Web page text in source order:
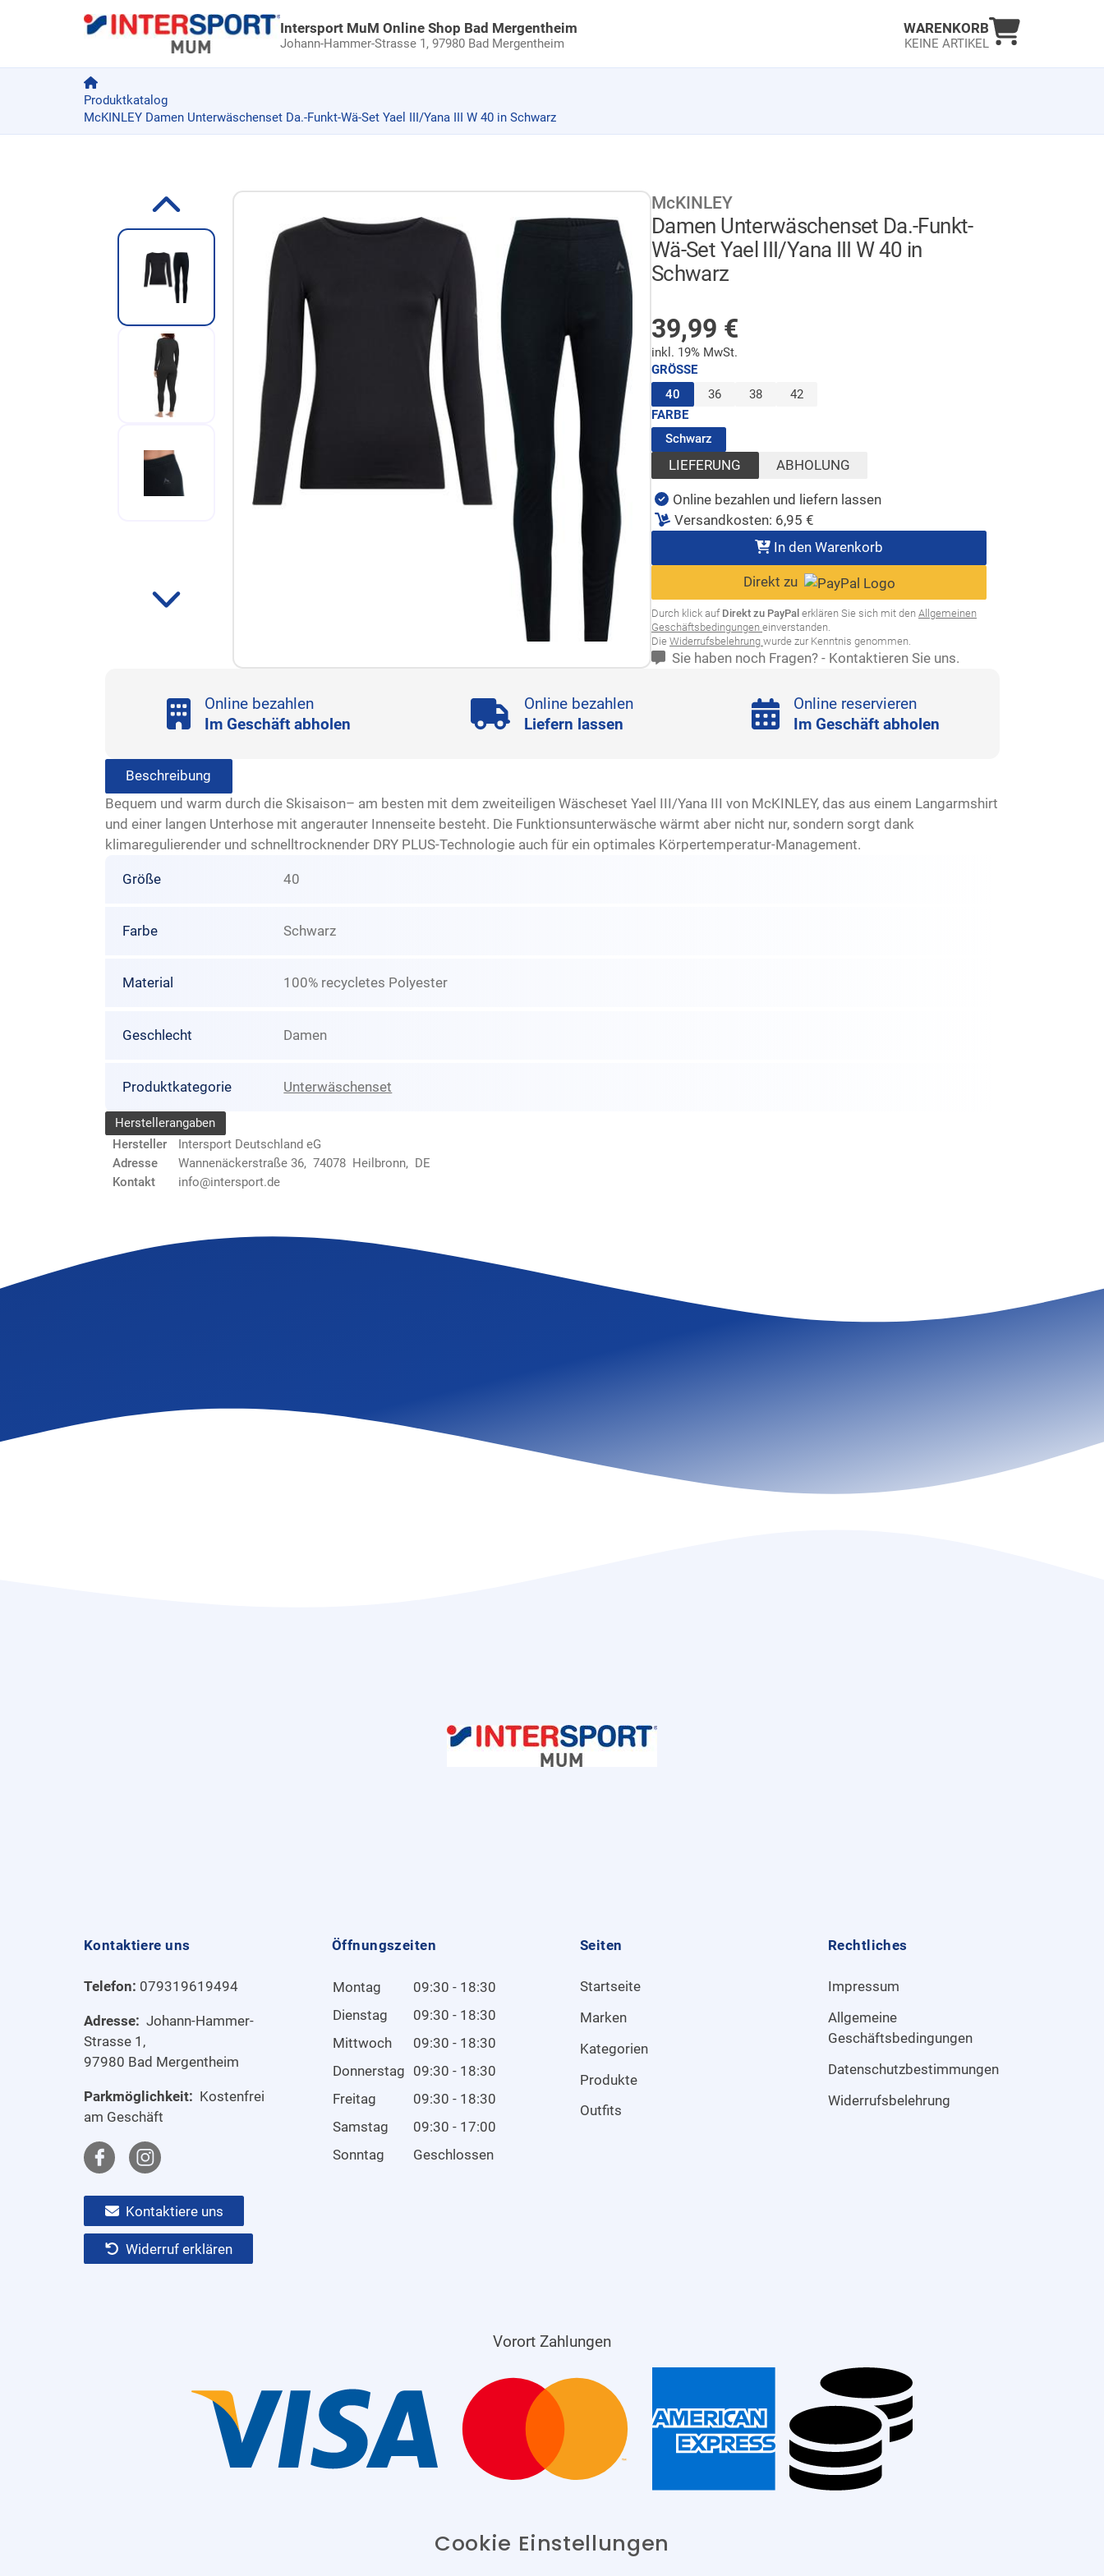
Intersport MuM Online Shop Bad Mergentheim
Johann-Hammer-Strasse 1,97980 Bad Mergentheim
WARENKORB
KEINE ARTIKEL
Warenkorb
Produktkatalog
McKINLEY Damen Unterwäschenset Da.-Funkt-Wä-Set Yael III/Yana III W 40 in Schwarz
Zur Produktbeschreibung springen McKINLEY
Damen Unterwäschenset Da.-Funkt-
Wä-Set Yael III/Yana III W 40 in
Schwarz
39,99 €
inkl. 19% MwSt.
GRÖSSE
40 (ausgewählt)
36 38
42
FARBE
Schwarz
LIEFERUNG ABHOLUNG
Online bezahlen und liefern lassen
Versandkosten: 6,95 €
In den Warenkorb
Direkt zu
Durch klick auf Direkt zu PayPal erklären Sie sich mit den Allgemeinen
Geschäftsbedingungen einverstanden.
Die Widerrufsbelehrung wurde zur Kenntnis genommen.
Sie haben noch Fragen? - Kontaktieren Sie uns.
Online bezahlen
Im Geschäft abholen
Online bezahlen
Liefern lassen
Online reservieren
Im Geschäft abholen
Beschreibung
Bequem und warm durch die Skisaison– am besten mit dem zweiteiligen Wäscheset Yael III/Yana III von McKINLEY, das aus einem Langarmshirt
und einer langen Unterhose mit angerauter Innenseite besteht. Die Funktionsunterwäsche wärmt aber nicht nur, sondern sorgt dank
klimaregulierender und schnelltrocknender DRY PLUS-Technologie auch für ein optimales Körpertemperatur-Management.
Größe 40
Farbe Schwarz
Material 100% recycletes Polyester
Geschlecht Damen
Produktkategorie Unterwäschenset
Herstellerangaben
Hersteller
Intersport Deutschland eG
Adresse
Wannenäckerstraße 36, 74078 Heilbronn, DE
Kontakt
info@intersport.de
Kontaktiere uns
Telefon: 079319619494
Adresse: Johann-Hammer-
Strasse 1,
97980 Bad Mergentheim
Parkmöglichkeit: Kostenfrei
am Geschäft
Kontaktiere uns
Widerruf erklären
Öffnungszeiten
Montag
09:30 - 18:30
Dienstag
09:30 - 18:30
Mittwoch
09:30 - 18:30
Donnerstag 09:30 - 18:30
Freitag
09:30 - 18:30
Samstag
09:30 - 17:00
Sonntag
Geschlossen
Seiten
Startseite
Marken
Kategorien
Produkte
Outfits
Rechtliches
Impressum
Allgemeine
Geschäftsbedingungen
Datenschutzbestimmungen
Widerrufsbelehrung
Vorort Zahlungen
Cookie Einstellungen